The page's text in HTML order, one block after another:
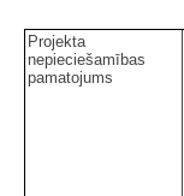
Projekta
nepieciešamības
pamatojums